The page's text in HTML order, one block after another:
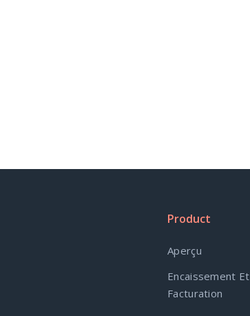
Product
Aperçu
Encaissement Et
Facturation